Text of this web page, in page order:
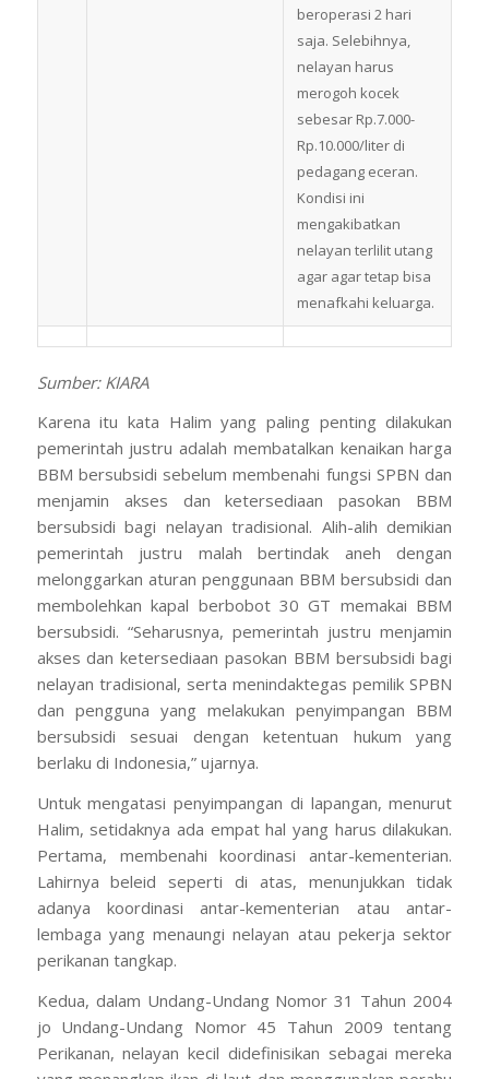
beroperasi 2 hari
saja. Selebihnya,
nelayan harus
merogoh kocek
sebesar Rp.7.000-
Rp.10.000/liter di
pedagang eceran.
Kondisi ini
mengakibatkan
nelayan terlilit utang
agar agar tetap bisa
menafkahi keluarga.
Sumber: KIARA
Karena itu kata Halim yang paling penting dilakukan
pemerintah justru adalah membatalkan kenaikan harga
BBM bersubsidi sebelum membenahi fungsi SPBN dan
menjamin akses dan ketersediaan pasokan BBM
bersubsidi bagi nelayan tradisional. Alih-alih demikian
pemerintah justru malah bertindak aneh dengan
melonggarkan aturan penggunaan BBM bersubsidi dan
membolehkan kapal berbobot 30 GT memakai BBM
bersubsidi. “Seharusnya, pemerintah justru menjamin
akses dan ketersediaan pasokan BBM bersubsidi bagi
nelayan tradisional, serta menindaktegas pemilik SPBN
dan pengguna yang melakukan penyimpangan BBM
bersubsidi sesuai dengan ketentuan hukum yang
berlaku di Indonesia,” ujarnya.
Untuk mengatasi penyimpangan di lapangan, menurut
Halim, setidaknya ada empat hal yang harus dilakukan.
Pertama, membenahi koordinasi antar-kementerian.
Lahirnya beleid seperti di atas, menunjukkan tidak
adanya koordinasi antar-kementerian atau antar-
lembaga yang menaungi nelayan atau pekerja sektor
perikanan tangkap.
Kedua, dalam Undang-Undang Nomor 31 Tahun 2004
jo Undang-Undang Nomor 45 Tahun 2009 tentang
Perikanan, nelayan kecil didefinisikan sebagai mereka